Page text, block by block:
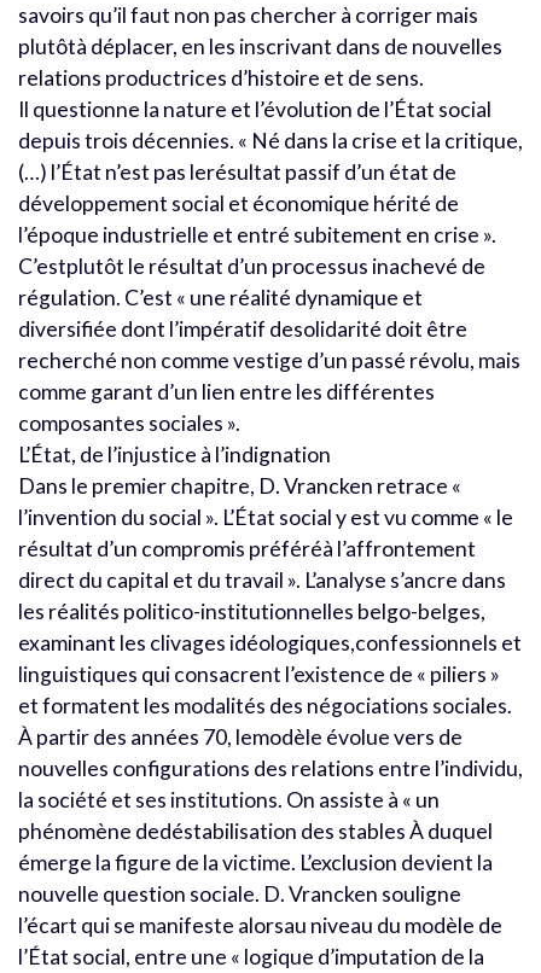
savoirs qu’il faut non pas chercher à corriger mais
plutôtà déplacer, en les inscrivant dans de nouvelles
relations productrices d’histoire et de sens.
Il questionne la nature et l’évolution de l’État social
depuis trois décennies. « Né dans la crise et la critique,
(…) l’État n’est pas lerésultat passif d’un état de
développement social et économique hérité de
l’époque industrielle et entré subitement en crise ».
C’estplutôt le résultat d’un processus inachevé de
régulation. C’est « une réalité dynamique et
diversifiée dont l’impératif desolidarité doit être
recherché non comme vestige d’un passé révolu, mais
comme garant d’un lien entre les différentes
composantes sociales ».
L’État, de l’injustice à l’indignation
Dans le premier chapitre, D. Vrancken retrace «
l’invention du social ». L’État social y est vu comme « le
résultat d’un compromis préféréà l’affrontement
direct du capital et du travail ». L’analyse s’ancre dans
les réalités politico-institutionnelles belgo-belges,
examinant les clivages idéologiques,confessionnels et
linguistiques qui consacrent l’existence de « piliers »
et formatent les modalités des négociations sociales.
À partir des années 70, lemodèle évolue vers de
nouvelles configurations des relations entre l’individu,
la société et ses institutions. On assiste à « un
phénomène dedéstabilisation des stables À duquel
émerge la figure de la victime. L’exclusion devient la
nouvelle question sociale. D. Vrancken souligne
l’écart qui se manifeste alorsau niveau du modèle de
l’État social, entre une « logique d’imputation de la